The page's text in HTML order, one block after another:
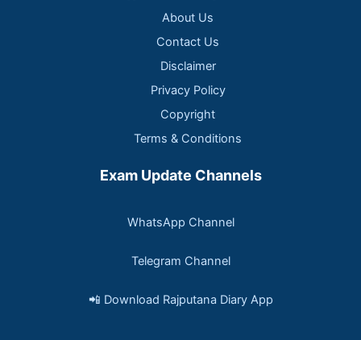
About Us
Contact Us
Disclaimer
Privacy Policy
Copyright
Terms & Conditions
Exam Update Channels
WhatsApp Channel
Telegram Channel
📲 Download Rajputana Diary App